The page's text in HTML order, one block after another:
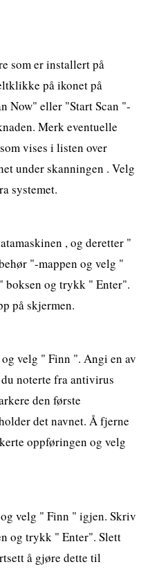
som er installert på
på ikonet på
Now" eller "Start Scan "-
Merk eventuelle
vises i listen over
under skanningen . Velg
systemet.
, og deretter "
"-mappen og velg "
og trykk " Enter".
på skjermen.
velg " Finn ". Angi en av
noterte fra antivirus
den første
det navnet. Å fjerne
oppføringen og velg
velg " Finn " igjen. Skriv
og trykk " Enter". Slett
å gjøre dette til